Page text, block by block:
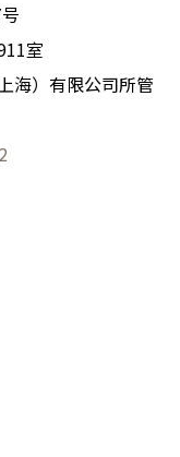
室
海）有限公司所管